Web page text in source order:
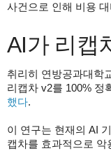
사건으로 인해 비용
AI가 리캡
취리히 연방공과대학
리캡차 v2를 100% 정
했다.
이 연구는 현재의 AI
캡차를 효과적으로